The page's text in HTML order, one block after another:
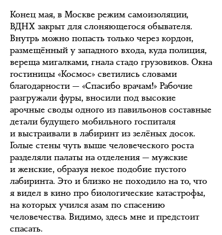
Конец мая, в Москве режим самоизоляции,
ВДНХ закрыт для слоняющегося обывателя.
Внутрь можно попасть только через кордон,
размещённый у западного входа, куда полиция,
вереща мигалками, гнала стадо грузовиков. Окна
гостиницы «Космос» светились словами
благодарности — «Спасибо врачам!» Рабочие
разгружали фуры, вносили под высокие
арочные своды одного из павильонов составные
детали будущего мобильного госпиталя
и выстраивали в лабиринт из зелёных досок.
Голые стены чуть выше человеческого роста
разделяли палаты на отделения — мужские
и женские, образуя некое подобие пустого
лабиринта. Это и близко не походило на то, что
я видел в кино про биологические катастрофы,
на которых учился азам по спасению
человечества. Видимо, здесь мне и предстоит
спасать.